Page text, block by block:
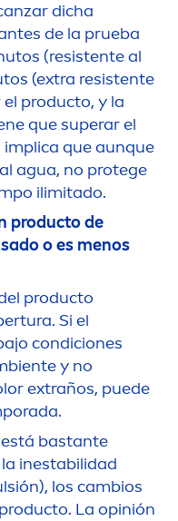
dicha
de la prueba
(resistente al
(extra resistente
producto, y la
que superar el
implica que aunque
agua, no protege
ilimitado.
producto de
o es menos
producto
Si el
condiciones
y no
extraños, puede
bastante
inestabilidad
los cambios
La opinión